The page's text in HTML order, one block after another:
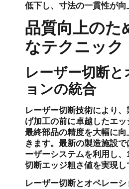
低下し、寸法の一貫性が向
品質向上のた
なテクニック
レーザー切断
ョンの統合
レーザー切断技術により
げ加工の前に卓越したエッ
最終部品の精度を大幅に
きます。最新の製造施設
ーザーシステムを利用し
切断エッジ粗さ値を実現し
レーザー切断とオペレー